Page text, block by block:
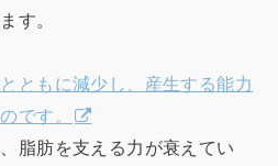
す。
ともに減少し、産生する能力
です。
脂肪を支える力が衰えてい